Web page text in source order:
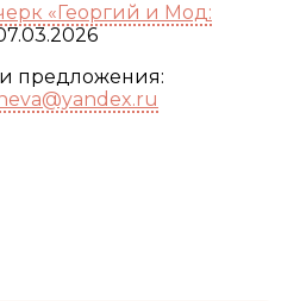
«Георгий и Мод:
предложения: